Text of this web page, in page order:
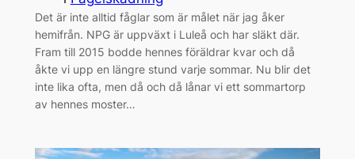
Det är inte alltid fåglar som är målet när jag åker
hemifrån. NPG är uppväxt i Luleå och har släkt där.
Fram till 2015 bodde hennes föräldrar kvar och då
åkte vi upp en längre stund varje sommar. Nu blir det
inte lika ofta, men då och då lånar vi ett sommartorp
av hennes moster…